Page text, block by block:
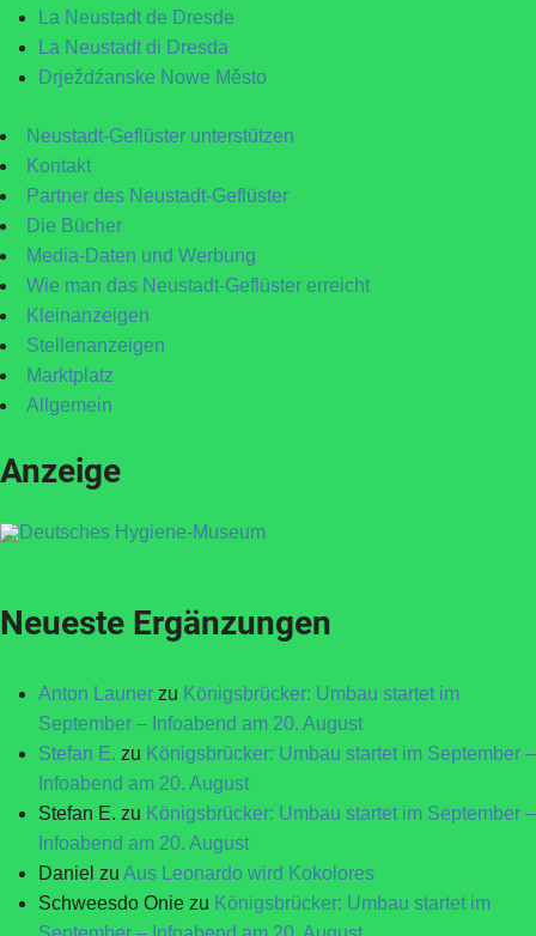
La Neustadt de Dresde
La Neustadt di Dresda
Drježdźanske Nowe Město
Neustadt-Geflüster unterstützen
Kontakt
Partner des Neustadt-Geflüster
Die Bücher
Media-Daten und Werbung
Wie man das Neustadt-Geflüster erreicht
Kleinanzeigen
Stellenanzeigen
Marktplatz
Allgemein
Anzeige
Neueste Ergänzungen
Anton Launer zu Königsbrücker: Umbau startet im
September – Infoabend am 20. August
Stefan E. zu Königsbrücker: Umbau startet im September –
Infoabend am 20. August
Stefan E. zu Königsbrücker: Umbau startet im September –
Infoabend am 20. August
Daniel zu Aus Leonardo wird Kokolores
Schweesdo Onie zu Königsbrücker: Umbau startet im